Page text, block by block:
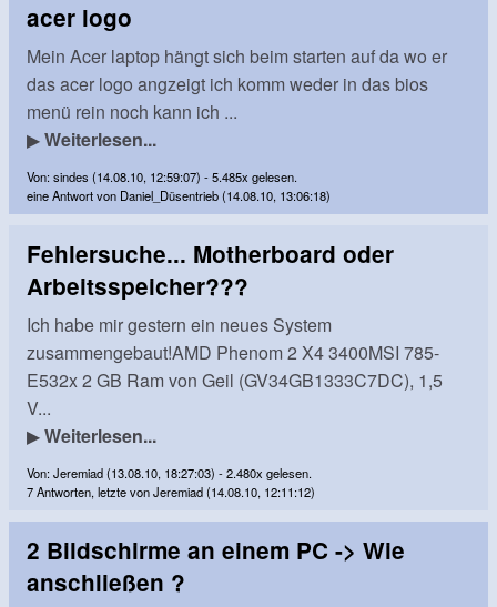
acer logo
Mein Acer laptop hängt sich beim starten auf da wo er
das acer logo angzeigt ich komm weder in das bios
menü rein noch kann ich ...
▶Weiterlesen...
Von: sindes (14.08.10, 12:59:07) - 5.485x gelesen.
eine Antwort von Daniel_Düsentrieb (14.08.10, 13:06:18)
Fehlersuche... Motherboard oder
Arbeitsspeicher???
Ich habe mir gestern ein neues System
zusammengebaut!AMD Phenom 2 X4 3400MSI 785-
E532x 2 GB Ram von Geil (GV34GB1333C7DC), 1,5
V...
▶Weiterlesen...
Von: Jeremiad (13.08.10, 18:27:03) - 2.480x gelesen.
7 Antworten, letzte von Jeremiad (14.08.10, 12:11:12)
2 Bildschirme an einem PC -> Wie
anschließen ?